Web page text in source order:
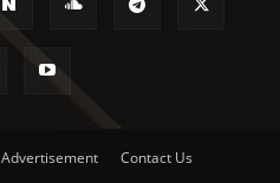
Advertisement Contact Us